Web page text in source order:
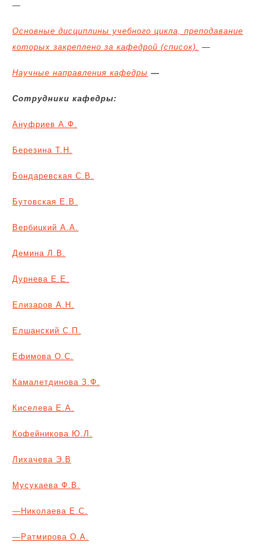
—
Основные дисциплины учебного цикла, преподавание
которых закреплено за кафедрой (список). —
Научные направления кафедры —
Сотрудники кафедры:
Ануфриев А.Ф.
Березина Т.Н.
Бондаревская С.В.
Бутовская Е.В.
Вербицкий А.А.
Демина Л.В.
Дурнева Е.Е.
Елизаров А.Н.
Елшанский С.П.
Ефимова О.С.
Камалетдинова З.Ф.
Киселева Е.А.
Кофейникова Ю.Л.
Лихачева Э.В
Мусукаева Ф.В.
— Николаева Е.С.
— Ратмирова О.А.